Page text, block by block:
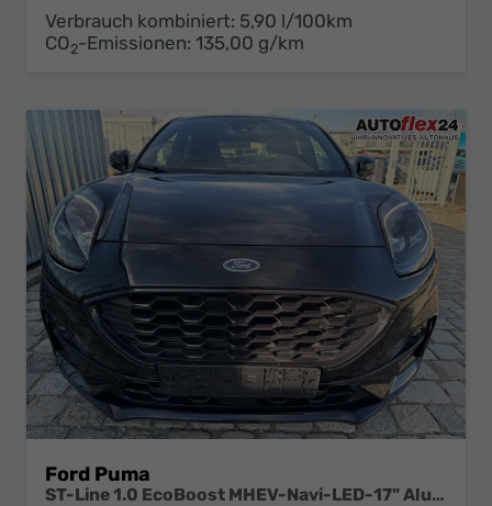
Verbrauch kombiniert: 5,90 l/100km
CO2-Emissionen: 135,00 g/km
Ford Puma
ST-Line 1.0 EcoBoost MHEV-Navi-LED-17" Alu-Klima-Winterpaket-sofort